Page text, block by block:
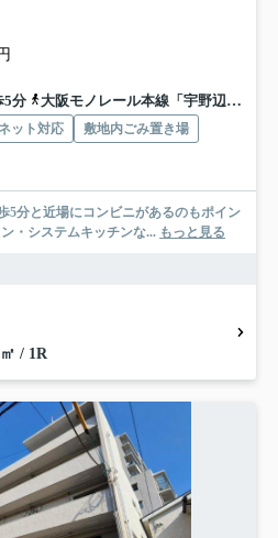
5分
大阪モノレール本線「宇野辺」駅 徒歩17分
ット対応
敷地内ごみ置き場
5分と近場にコンビニがあるのもポイン
・システムキッチンな... もっと見る
/ 1R